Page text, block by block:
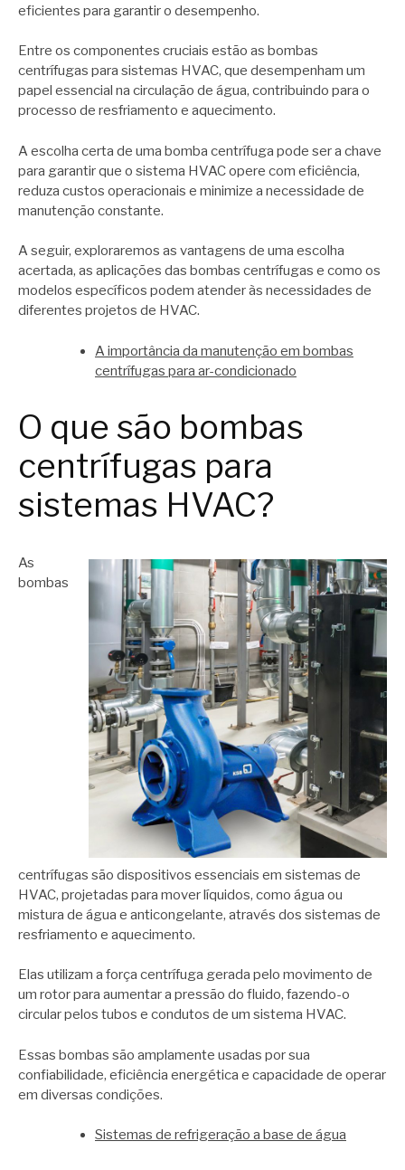
eficientes para garantir o desempenho.
Entre os componentes cruciais estão as bombas
centrífugas para sistemas HVAC, que desempenham um
papel essencial na circulação de água, contribuindo para o
processo de resfriamento e aquecimento.
A escolha certa de uma bomba centrífuga pode ser a chave
para garantir que o sistema HVAC opere com eficiência,
reduza custos operacionais e minimize a necessidade de
manutenção constante.
A seguir, exploraremos as vantagens de uma escolha
acertada, as aplicações das bombas centrífugas e como os
modelos específicos podem atender às necessidades de
diferentes projetos de HVAC.
A importância da manutenção em bombas
centrífugas para ar-condicionado
O que são bombas
centrífugas para
sistemas HVAC?
As
bombas
centrífugas são dispositivos essenciais em sistemas de
HVAC, projetadas para mover líquidos, como água ou
mistura de água e anticongelante, através dos sistemas de
resfriamento e aquecimento.
Elas utilizam a força centrífuga gerada pelo movimento de
um rotor para aumentar a pressão do fluido, fazendo-o
circular pelos tubos e condutos de um sistema HVAC.
Essas bombas são amplamente usadas por sua
confiabilidade, eficiência energética e capacidade de operar
em diversas condições.
Sistemas de refrigeração a base de água